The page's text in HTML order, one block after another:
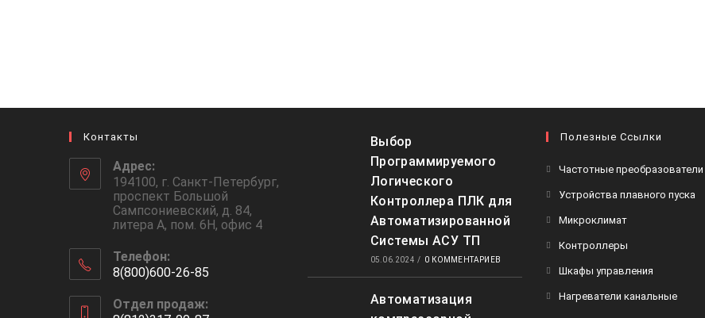
Контакты
Адрес:
194100, г. Санкт-Петербург,
проспект Большой
Сампсониевский, д. 84,
литера А, пом. 6Н, офис 4
Телефон:
8(800)600-26-85
Отдел продаж:
Выбор
Программируемого
Логического
Контроллера ПЛК для
Автоматизированной
Системы АСУ ТП
05.06.2024 / 0 КОММЕНТАРИЕВ
Автоматизация
Полезные Ссылки
Частотные преобразователи
Устройства плавного пуска
Микроклимат
Контроллеры
Шкафы управления
Нагреватели канальные